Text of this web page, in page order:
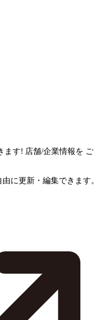
ます! 店舗/企業情報を ご
に更新・編集できます。